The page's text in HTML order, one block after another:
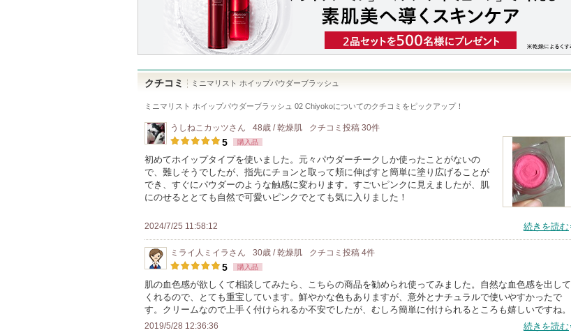
クチコミ ミニマリスト ホイップパウダーブラッシュ
ミニマリスト ホイップパウダーブラッシュ 02 Chiyokoについてのクチコミをピックアップ！
うしねこカッツさん 48歳 / 乾燥肌 クチコミ投稿 30件
5 購入品
初めてホイップタイプを使いました。元々パウダーチークしか使ったことがないの
で、難しそうでしたが、指先にチョンと取って頬に伸ばすと簡単に塗り広げることが
でき、すぐにパウダーのような触感に変わります。すごいピンクに見えましたが、肌
にのせるととても自然で可愛いピンクでとても気に入りました！
2024/7/25 11:58:12 続きを読む
ミライ人ミイラ さん 30歳 / 乾燥肌 クチコミ投稿 4件
5 購入品
肌の血色感が欲しくて相談してみたら、こちらの商品を勧められ使ってみました。自然な血色感を出して
くれるので、とても重宝しています。鮮やかな色もありますが、意外とナチュラルで使いやすかったで
す。クリームなので上手く付けられるか不安でしたが、むしろ簡単に付けられるところも嬉しいですね。
2019/5/28 12:36:36 続きを読む